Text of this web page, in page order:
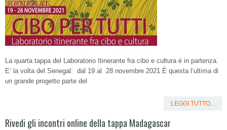
La quarta tappa del Laboratorio Itinerante fra cibo e cultura è in partenza.
E’ la volta del Senegal: dal 19 al 28 novembre 2021 È questa l’ultima di
un grande progetto parte del
LEGGI TUTTO...
Rivedi gli incontri online della tappa Madagascar